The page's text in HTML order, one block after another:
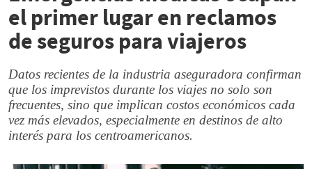
el primer lugar en reclamos
de seguros para viajeros
Datos recientes de la industria aseguradora confirman
que los imprevistos durante los viajes no solo son
frecuentes, sino que implican costos económicos cada
vez más elevados, especialmente en destinos de alto
interés para los centroamericanos.